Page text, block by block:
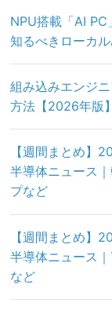
NPU搭載「AI
知るべきローカ
組み込みエンジ
方法【2026年版
【週間まとめ】
半導体ニュース
プなど
【週間まとめ】
半導体ニュース
など